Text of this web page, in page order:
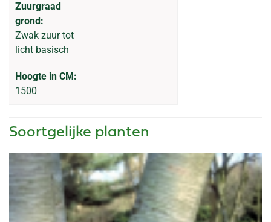
Zuurgraad
grond:
Zwak zuur tot
licht basisch
Hoogte in CM:
1500
Soortgelijke planten